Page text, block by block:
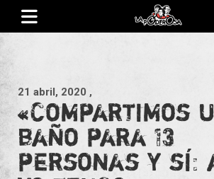
Saltar
contenido
21 abril, 2020 ,
«Compartimos
baño para 13
personas y sí: